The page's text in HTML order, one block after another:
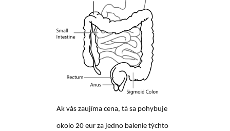
Ak vás zaujíma cena, tá sa pohybuje
okolo 20 eur za jedno balenie týchto